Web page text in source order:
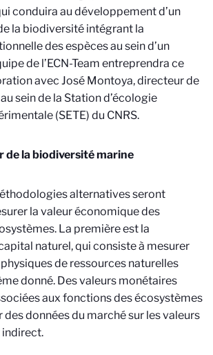
conduira au développement d’un
la biodiversité intégrant la
des espèces au sein d’un
de l’ECN-Team entreprendra ce
avec José Montoya, directeur de
sein de la Station d’écologie
(SETE) du CNRS.
de la biodiversité marine
alternatives seront
la valeur économique des
La première est la
naturel, qui consiste à mesurer
de ressources naturelles
donné. Des valeurs monétaires
aux fonctions des écosystèmes
données du marché sur les valeurs
indirect.